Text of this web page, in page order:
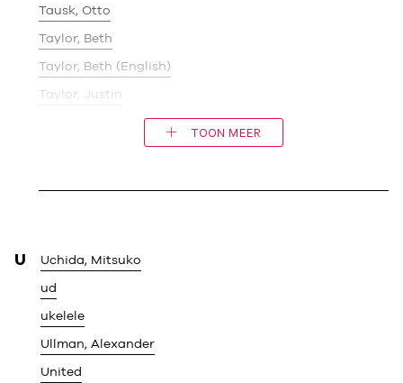
Tausk, Otto
Taylor, Beth
Taylor, Beth (English)
Taylor, Justin
TOON MEER
U Uchida, Mitsuko
ud
ukelele
Ullman, Alexander
United